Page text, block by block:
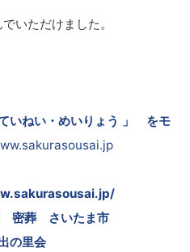
いただけました。
いねい・めいりょう 」 をモ
密葬さいたま市
の里会